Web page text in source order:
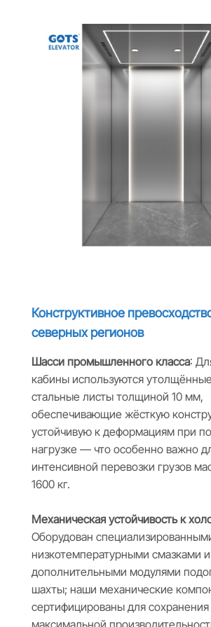
Конструктивное
северных регионов
Шасси промышленного класса:
кабины используются утолщённые
стальные листы толщиной 10 мм,
обеспечивающие жёсткую
устойчивую к деформациям при
нагрузке — что особенно важно
интенсивной перевозки грузов
1600 кг.
Механическая устойчивость к
Оборудован
низкотемпературными смазками и
дополнительными модулями
шахты; наши механические
сертифицированы для сохранения
максимальной